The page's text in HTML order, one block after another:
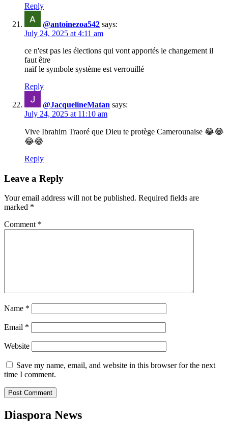
Reply
@antoinezoa542 says:
July 24, 2025 at 4:11 am
ce n'est pas les élections qui vont apportés le changement il
faut être
naïf le symbole système est verrouillé
Reply
@JacquelineMatan says:
July 24, 2025 at 11:10 am
Vive Ibrahim Traoré que Dieu te protège Camerounaise 😂😂
😂😂
Reply
Leave a Reply
Your email address will not be published. Required fields are
marked *
Comment *
Name *
Email *
Website
Save my name, email, and website in this browser for the next
time I comment.
Diaspora News